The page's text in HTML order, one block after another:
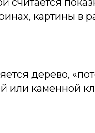
картины в
дерево,
или каменной